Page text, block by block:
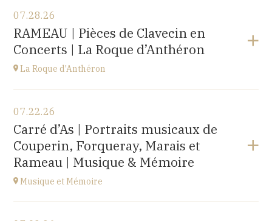
07.28.26
RAMEAU | Pièces de Clavecin en
Concerts | La Roque d’Anthéron
La Roque d'Anthéron
Cloître de l'Abbaye de Silvacane
at18H30
Go to site
07.22.26
Carré d’As | Portraits musicaux de
Couperin, Forqueray, Marais et
Rameau | Musique & Mémoire
Musique et Mémoire